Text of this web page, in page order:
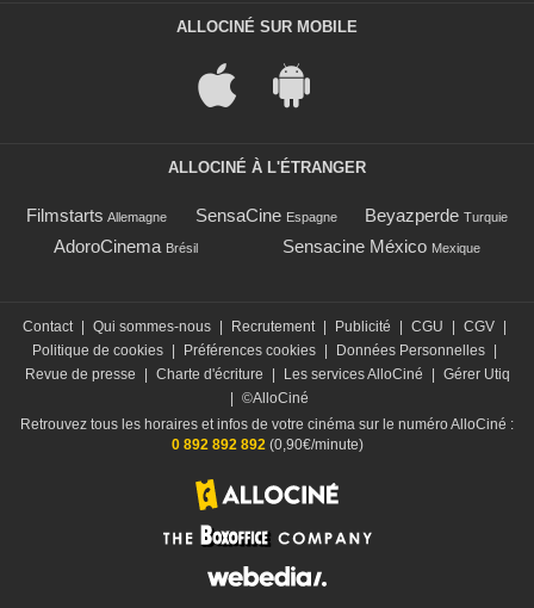
ALLOCINÉ SUR MOBILE
ALLOCINÉ À L'ÉTRANGER
Filmstarts Allemagne SensaCine Espagne Beyazperde Turquie
AdoroCinema Brésil Sensacine México Mexique
Contact Qui sommes-nous Recrutement Publicité CGU CGV
Politique de cookies
Préférences cookies Données Personnelles
Revue de presse
Charte d'écriture Les services AlloCiné
Gérer Utiq
©AlloCiné
Retrouvez tous les horaires et infos de votre cinéma sur le numéro AlloCiné :
0 892 892 892(0,90€/minute)